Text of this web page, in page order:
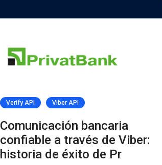
Verify API Viber API
Comunicación bancaria
confiable a través de Viber:
historia de éxito de Pr